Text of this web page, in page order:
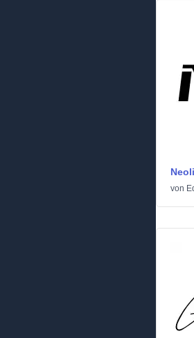
von